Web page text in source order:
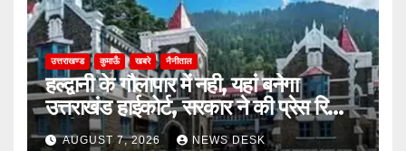
उत्तराखण्ड कुमाऊँ खबरे नैनीताल
हल्द्वानी के गौलापार में नही, यहां बनेगा
उत्तराखंड हाईकोर्ट, सरकार ने की प्रेस रिलीज़
जारीAUGUST 7, 2026 NEWS DESK